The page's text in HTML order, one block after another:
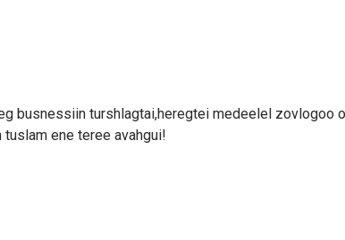
busnessiin turshlagtai,heregtei medeelel zovlogoo
tuslam ene teree avahgui!